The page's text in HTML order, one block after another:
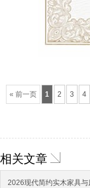
« 前一页 1 2 3 4
相关文章
2026现代简约实木家具